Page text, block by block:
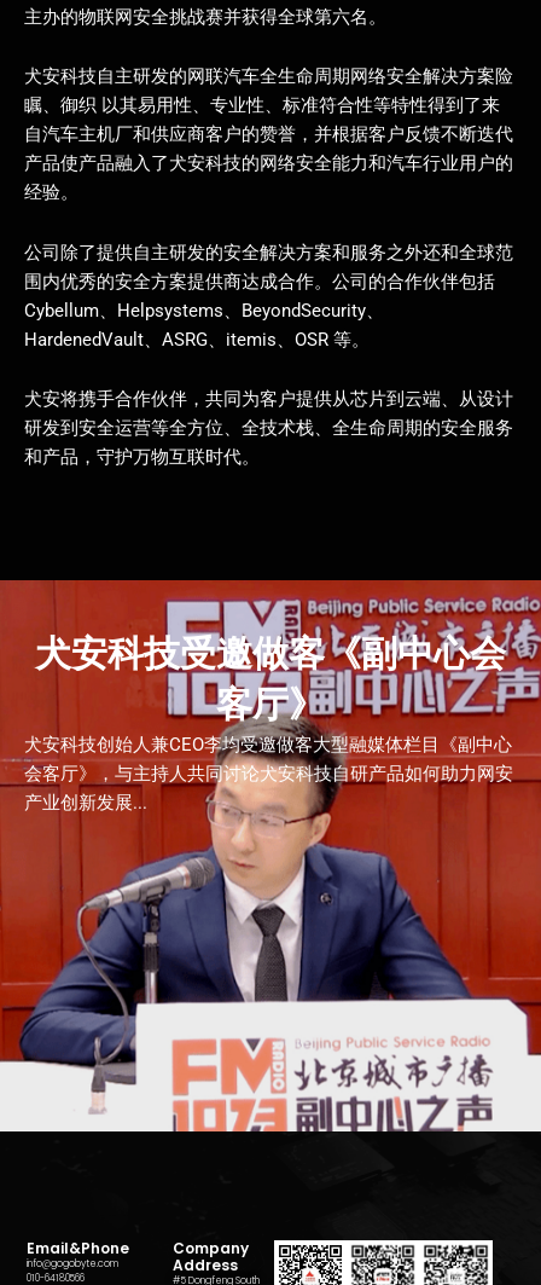
主办的物联网安全挑战赛并获得全球第六名。
犬安科技自主研发的网联汽车全生命周期网络安全解决方案险
瞩、御织 以其易用性、专业性、标准符合性等特性得到了来
自汽车主机厂和供应商客户的赞誉，并根据客户反馈不断迭代
产品使产品融入了犬安科技的网络安全能力和汽车行业用户的
经验。
公司除了提供自主研发的安全解决方案和服务之外还和全球范
围内优秀的安全方案提供商达成合作。公司的合作伙伴包括
Cybellum、Helpsystems、BeyondSecurity、
HardenedVault、ASRG、itemis、OSR 等。
犬安将携手合作伙伴，共同为客户提供从芯片到云端、从设计
研发到安全运营等全方位、全技术栈、全生命周期的安全服务
和产品，守护万物互联时代。
犬安科技受邀做客《副中心会
客厅》
犬安科技创始人兼CEO李均受邀做客大型融媒体栏目《副中心
会客厅》，与主持人共同讨论犬安科技自研产品如何助力网安
产业创新发展...
Email&Phone
info@gogobyte.com
010-64180566
Company
Address
#5 Dongfeng South